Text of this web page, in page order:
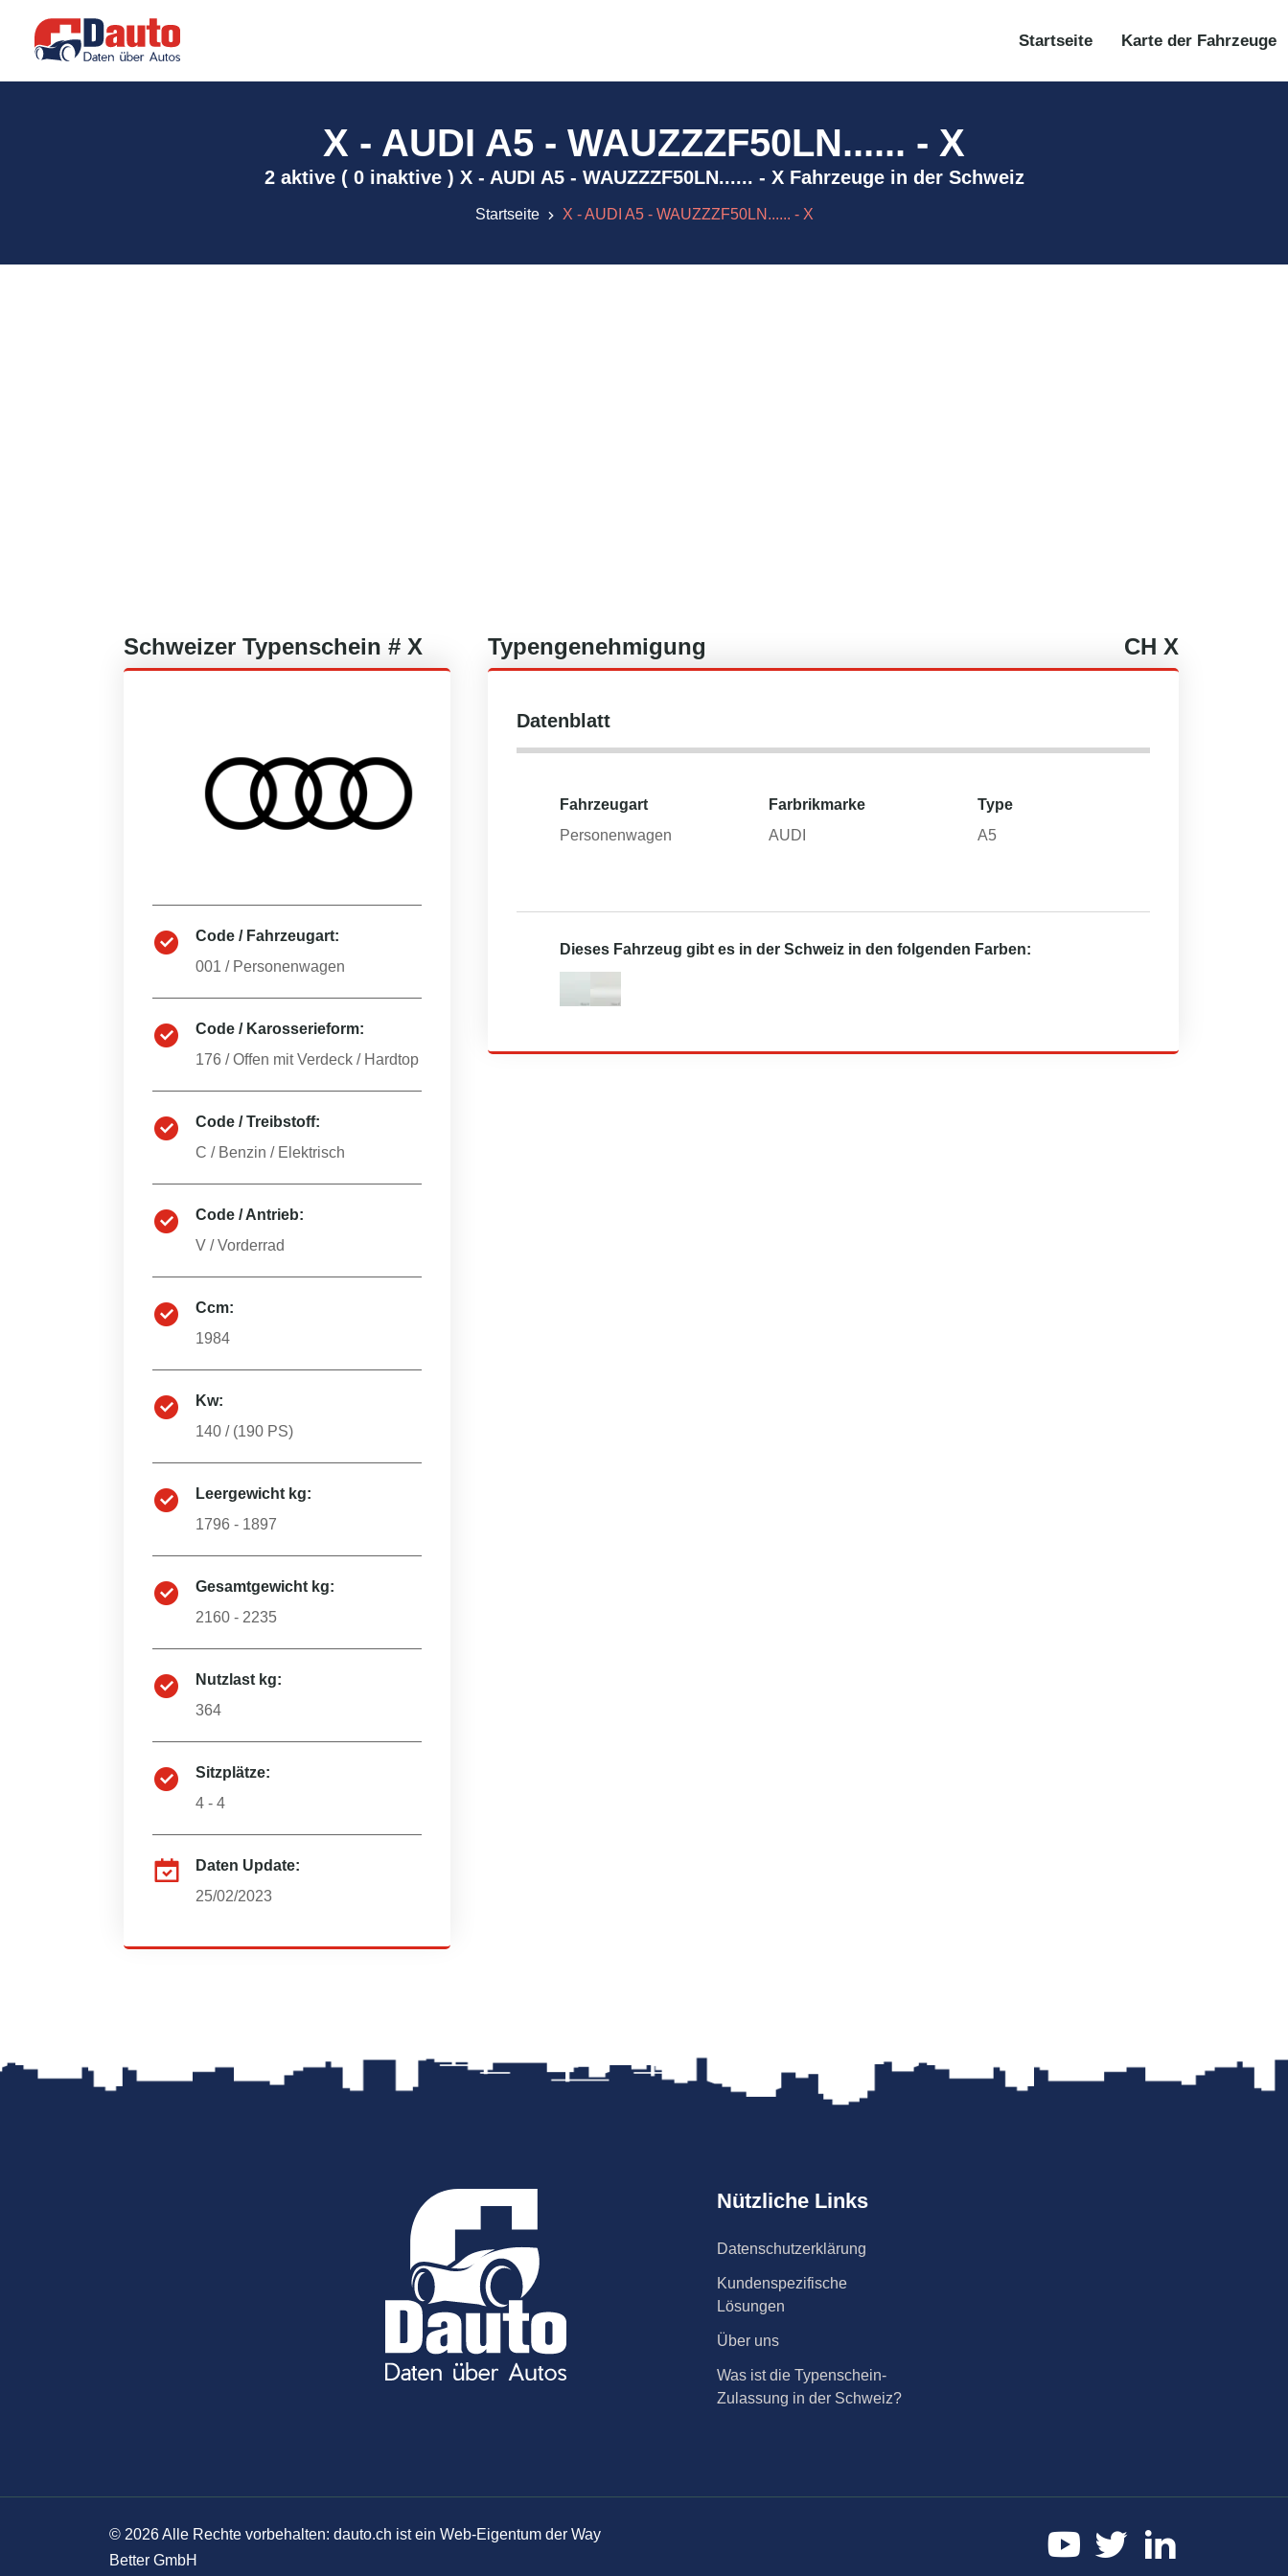
Startseite Karte der Fahrzeuge
X - AUDI A5 - WAUZZZF50LN...... - X
2 aktive ( 0 inaktive ) X - AUDI A5 - WAUZZZF50LN...... - X Fahrzeuge in der Schweiz
Startseite X - AUDI A5 - WAUZZZF50LN...... - X
Schweizer Typenschein # X
Code / Fahrzeugart:
001 / Personenwagen
Code / Karosserieform:
176 /Offen mit Verdeck / Hardtop
Code / Treibstoff:
C / Benzin / Elektrisch
Code / Antrieb:
V /Vorderrad
Ccm:
1984
Kw:
140 / (190 PS)
Leergewicht kg:
1796 - 1897
Gesamtgewicht kg:
2160 - 2235
Nutzlast kg:
364
Sitzplätze:
4 - 4
Daten Update:
25/02/2023
Typengenehmigung CH X
Datenblatt
Fahrzeugart
Personenwagen
Farbrikmarke
AUDI
Type
A5
Dieses Fahrzeug gibt es in der Schweiz in den folgenden Farben:
Nützliche Links
Datenschutzerklärung
Kundenspezifische
Lösungen
Über uns
Was ist die Typenschein-
Zulassung in der Schweiz?
© 2026Alle Rechte vorbehalten: dauto.ch ist ein Web-Eigentum der Way
Better GmbH